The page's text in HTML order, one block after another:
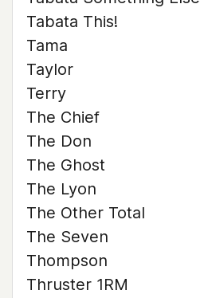
Tabata This!
Tama
Taylor
Terry
The Chief
The Don
The Ghost
The Lyon
The Other Total
The Seven
Thompson
Thruster 1RM